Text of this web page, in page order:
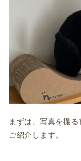
まずは、写真を撮
ご紹介します。